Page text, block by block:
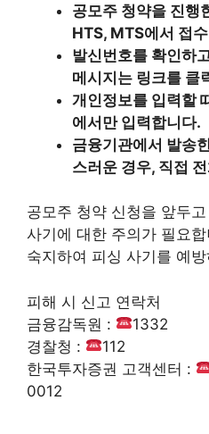
공모주 청약을 진행
HTS, MTS에서 접
발신번호를 확인하
메시지는 링크를 클
개인정보를 입력할
에서만 입력합니다.
금융기관에서 발송
스러운 경우, 직접
공모주 청약 신청을 앞두
사기에 대한 주의가 필요
숙지하여 피싱 사기를 예
피해 시 신고 연락처
금융감독원 :
1332
경찰청 :
112
한국투자증권 고객센터 :
0012